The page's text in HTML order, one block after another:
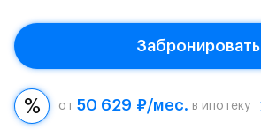
Забронировать
от 50 629 ₽/мес. в ипотеку